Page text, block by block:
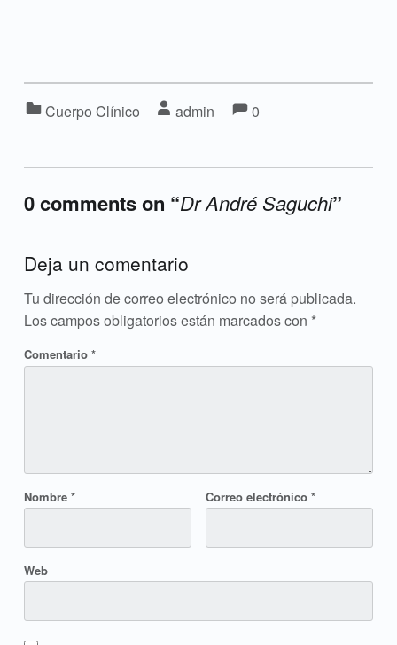
Cuerpo Clínico admin
Comments:
0
0 comments on “Dr André Saguchi”
Deja un comentario
Tu dirección de correo electrónico no será publicada.
Los campos obligatorios están marcados con *
Comentario *
Nombre * Correo electrónico *
Web